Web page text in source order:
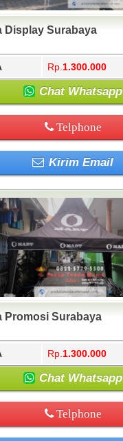
Display Surabaya
Rp. 1.300.000
Chat Whatsapp
Telphone
Kirim Email
Promosi Surabaya
Rp. 1.300.000
Chat Whatsapp
Telphone